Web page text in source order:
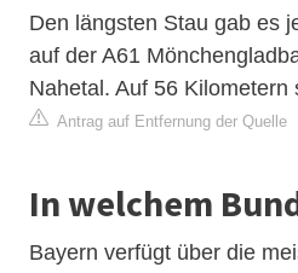
Den längsten Stau gab es
auf der A61
Nahetal. Auf 56 Kilometern
Antrag auf Entfernung der Quelle
In welchem
Bayern verfügt über die